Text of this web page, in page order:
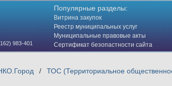
983-401
Популярные разделы:
Витрина закупок
Реестр муниципальных услуг
Муниципальные правовые акты
Сертификат безопастности сайта
(HTTPS)
/ ТОС (Территориальное